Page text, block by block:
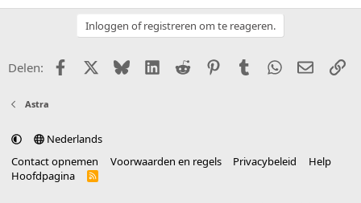
Inloggen of registreren om te reageren.
Delen: FacebookX (Twitter)
BlueskyLinkedIn
Reddit PinterestTumblr WhatsApp
E-mail
Astra
Nederlands
Contact opnemen
Voorwaarden en regels Privacybeleid
Help
Hoofdpagina
R